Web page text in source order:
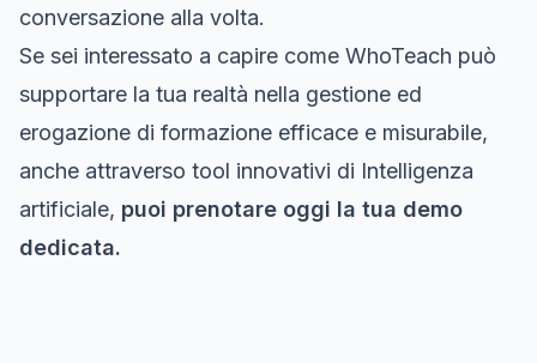
conversazione alla volta.
Se sei interessato a capire come WhoTeach può
supportare la tua realtà nella gestione ed
erogazione di formazione efficace e misurabile,
anche attraverso tool innovativi di Intelligenza
artificiale, puoi prenotare oggi la tua demo
dedicata.